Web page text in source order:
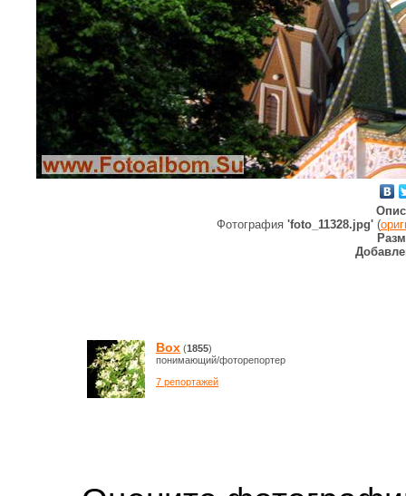
Фотография 'foto_11328.jpg' (
Box (1855)
понимающий/фоторепортер
7 репортажей